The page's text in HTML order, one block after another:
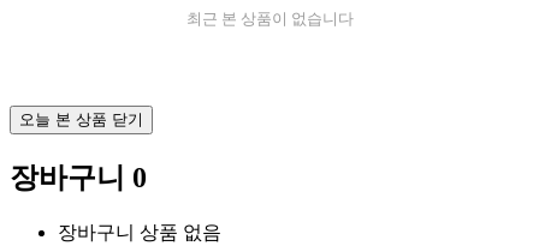
최근 본 상품이 없습니다
오늘 본 상품 닫기
장바구니 0
장바구니 상품 없음